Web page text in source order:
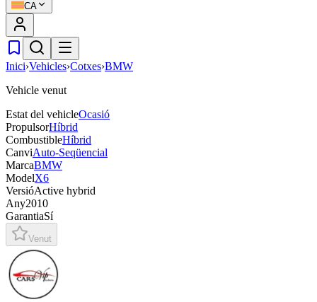
CA
Inici›Vehicles›Cotxes›BMW
Vehicle venut
Estat del vehicleOcasió
PropulsorHíbrid
CombustibleHíbrid
CanviAuto-Seqüencial
MarcaBMW
ModelX6
VersióActive hybrid
Any2010
GarantiaSí
Venut